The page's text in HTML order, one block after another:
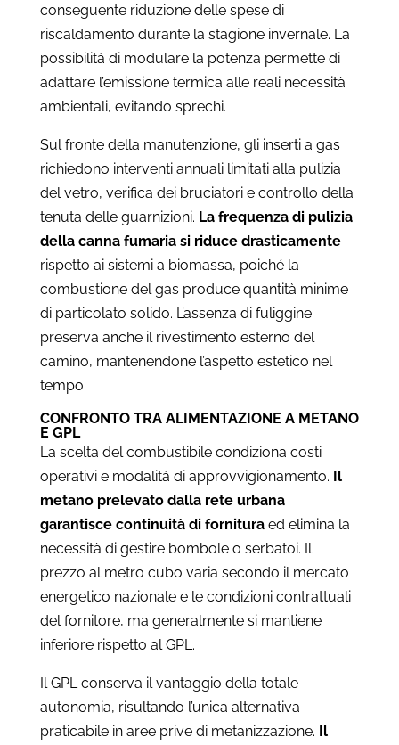
conseguente riduzione delle spese di
riscaldamento durante la stagione invernale. La
possibilità di modulare la potenza permette di
adattare l’emissione termica alle reali necessità
ambientali, evitando sprechi.
Sul fronte della manutenzione, gli inserti a gas
richiedono interventi annuali limitati alla pulizia
del vetro, verifica dei bruciatori e controllo della
tenuta delle guarnizioni. La frequenza di pulizia
della canna fumaria si riduce drasticamente
rispetto ai sistemi a biomassa, poiché la
combustione del gas produce quantità minime
di particolato solido. L’assenza di fuliggine
preserva anche il rivestimento esterno del
camino, mantenendone l’aspetto estetico nel
tempo.
CONFRONTO TRA ALIMENTAZIONE A METANO
E GPL
La scelta del combustibile condiziona costi
operativi e modalità di approvvigionamento. Il
metano prelevato dalla rete urbana
garantisce continuità di fornituraed elimina la
necessità di gestire bombole o serbatoi. Il
prezzo al metro cubo varia secondo il mercato
energetico nazionale e le condizioni contrattuali
del fornitore, ma generalmente si mantiene
inferiore rispetto al GPL.
Il GPL conserva il vantaggio della totale
autonomia, risultando l’unica alternativa
praticabile in aree prive di metanizzazione. Il